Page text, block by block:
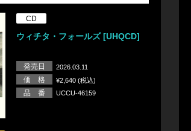
CD
ウィチタ・フォールズ [UHQCD]
発売日 2026.03.11
価 格 ¥2,640 (税込)
品 番 UCCU-46159